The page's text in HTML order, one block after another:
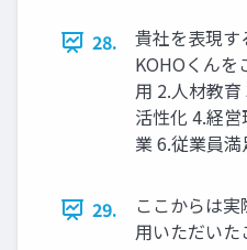
28.
貴社を表現
KOHOくんを
⽤ 2.⼈材教
活性化 4.経
業 6.従業員
29.
ここからは
⽤いただい